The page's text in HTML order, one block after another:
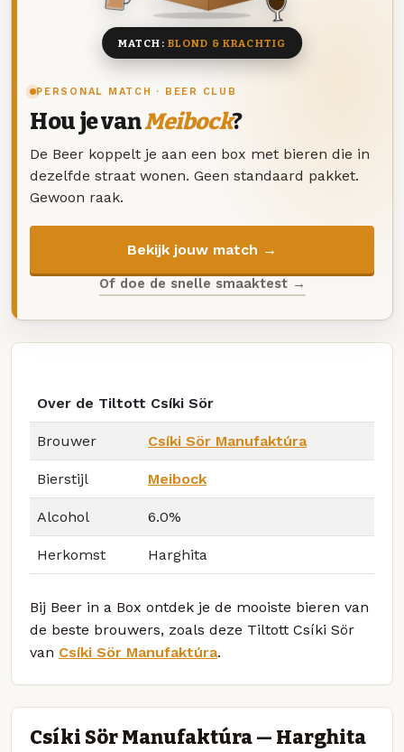
PERSONAL MATCH · BEER CLUB
Hou je vanMeibock?
De Beer koppelt je aan een box met bieren die in
dezelfde straat wonen. Geen standaard pakket.
Gewoon raak.
Bekijk jouw match →
Of doe de snelle smaaktest →
MATCH: BLOND & KRACHTIG
Over de Tiltott Csíki Sör
Brouwer Csíki Sör Manufaktúra
Bierstijl Meibock
Alcohol 6.0%
Herkomst Harghita
Bij Beer in a Box ontdek je de mooiste bieren van
de beste brouwers, zoals deze Tiltott Csíki Sör
van Csíki Sör Manufaktúra.
Csíki Sör Manufaktúra — Harghita